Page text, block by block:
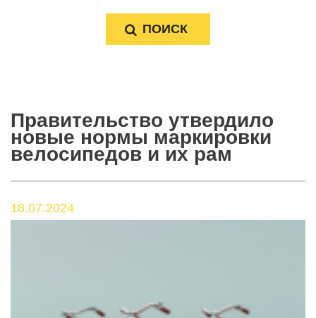
Правительство утвердило
новые нормы маркировки
велосипедов и их рам
18.07.2024